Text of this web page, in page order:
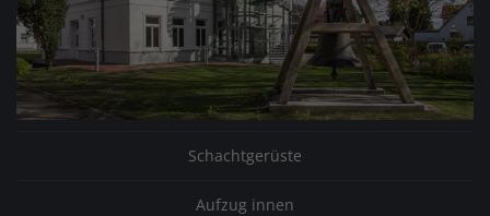
Schachtgerüste
Aufzug innen